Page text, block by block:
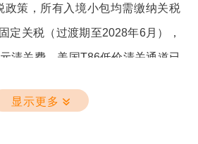
政策，所有入境小包均需缴纳关税
关税（过渡期至2028年6月），
清关费。美国T86低价清关通道已
免税，全品类包裹从1泰铢起征税。
显示更多